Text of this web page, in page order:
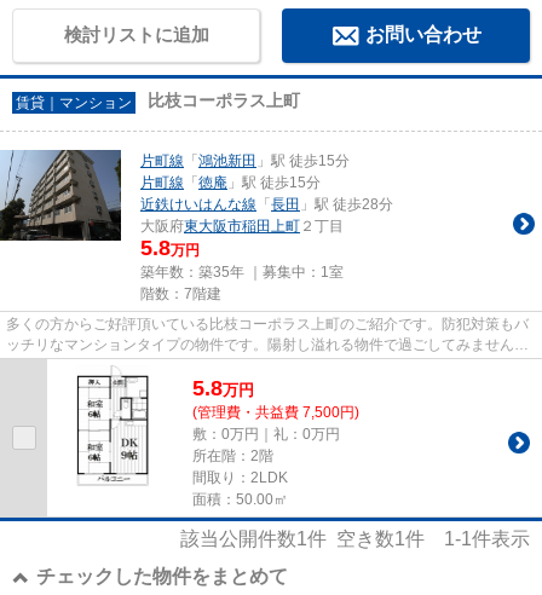
検討リストに追加 お問い合わせ
賃貸｜マンション 比枝コーポラス上町
片町線 「 鴻池新田 」駅 徒歩15分
片町線 「 徳庵 」駅 徒歩15分
近鉄けいはんな線 「 長田 」駅 徒歩28分
大阪府東大阪市稲田上町 ２丁目
5.8万円
築年数：築35年 ｜募集中： 1室
階数：7階建
多くの方からご好評頂いている比枝コーポラス上町のご紹介です。防犯対策もバ
ッチリなマンションタイプの物件です。陽射し溢れる物件で過ごしてみません
か。駅まで徒歩15分に立地する...
5.8万円
(管理費・共益費 7,500円)
敷：0万円｜礼：0万円
所在階：2階
間取り：2LDK
面積：50.00㎡
該当公開件数1件 空き数1件 1-1件表示
チェックした物件をまとめて